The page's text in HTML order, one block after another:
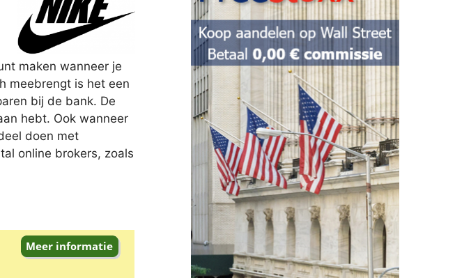
maken wanneer je
meebrengt is het een
bij de bank. De
hebt. Ook wanneer
doen met
online brokers, zoals